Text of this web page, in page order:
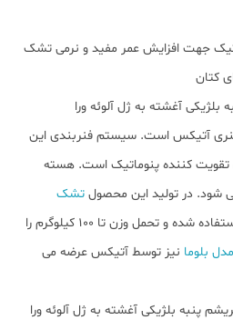
جهت افزایش عمر مفید و نرمی تشک
کتان
آغشته به ژل آلوئه ورا
آتیکس است. سیستم فنربندی این
تقویت کننده پنوماتیک است. هسته
تشک
از مواد اولیه با کیفیت استفاده شده و تحمل وزن تا ۱۰۰ کیلوگرم را
بلوما نیز توسط آتیکس عرضه می
پنبه بلژیکی آغشته به ژل آلوئه ورا